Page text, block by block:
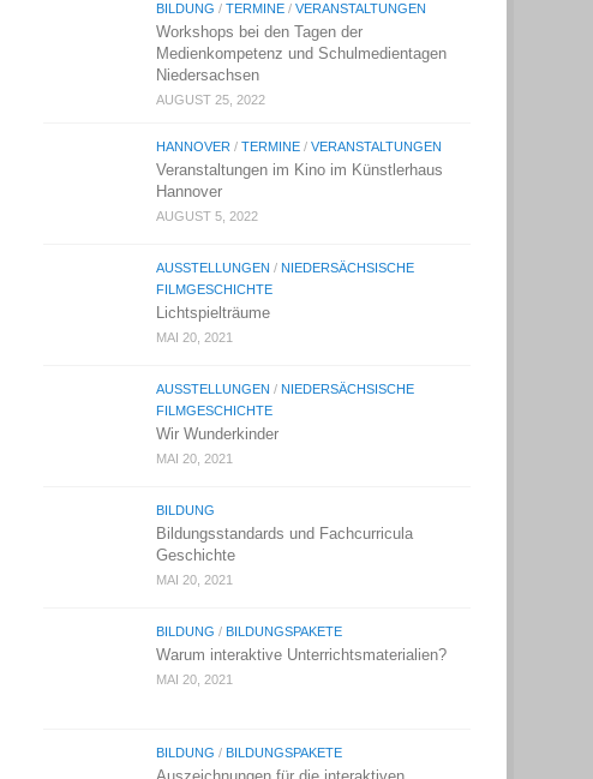
BILDUNG /TERMINE /VERANSTALTUNGEN
Workshops bei den Tagen der
Medienkompetenz und Schulmedientagen
Niedersachsen
AUGUST 25, 2022
HANNOVER /TERMINE /VERANSTALTUNGEN
Veranstaltungen im Kino im Künstlerhaus
Hannover
AUGUST 5, 2022
AUSSTELLUNGEN / NIEDERSÄCHSISCHE
FILMGESCHICHTE
Lichtspielträume
MAI 20, 2021
AUSSTELLUNGEN / NIEDERSÄCHSISCHE
FILMGESCHICHTE
Wir Wunderkinder
MAI 20, 2021
BILDUNG
Bildungsstandards und Fachcurricula
Geschichte
MAI 20, 2021
BILDUNG / BILDUNGSPAKETE
Warum interaktive Unterrichtsmaterialien?
MAI 20, 2021
BILDUNG / BILDUNGSPAKETE